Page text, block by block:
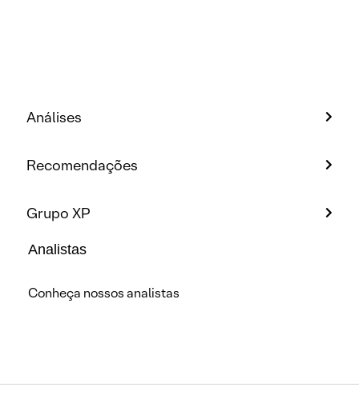
Análises
Recomendações
Grupo XP
Analistas
Conheça nossos analistas